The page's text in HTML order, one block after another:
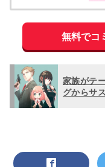
無料でコ
家族がテ
グからサ